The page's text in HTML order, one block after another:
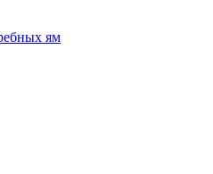
ям